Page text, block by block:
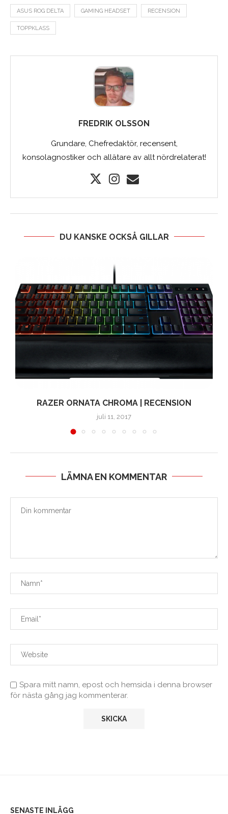
ASUS ROG DELTA GAMING HEADSET RECENSION
TOPPKLASS
FREDRIK OLSSON
Grundare, Chefredaktör, recensent,
konsolagnostiker och allätare av allt nördrelaterat!
DU KANSKE OCKSÅ GILLAR
RAZER ORNATA CHROMA | RECENSION
juli 11, 2017
LÄMNA EN KOMMENTAR
Spara mitt namn, epost och hemsida i denna browser
för nästa gång jag kommenterar.
SENASTE INLÄGG